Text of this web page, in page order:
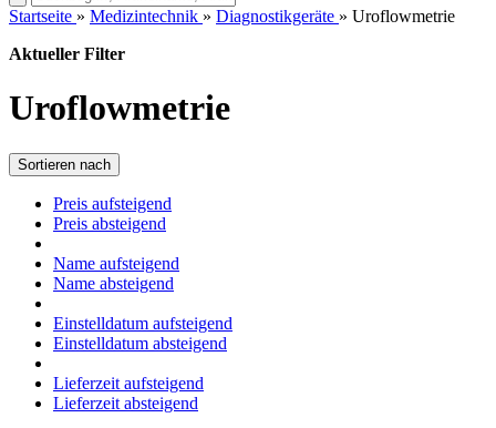
Startseite » Medizintechnik » Diagnostikgeräte » Uroflowmetrie
Aktueller Filter
Uroflowmetrie
Sortieren nach
Preis aufsteigend
Preis absteigend
Name aufsteigend
Name absteigend
Einstelldatum aufsteigend
Einstelldatum absteigend
Lieferzeit aufsteigend
Lieferzeit absteigend